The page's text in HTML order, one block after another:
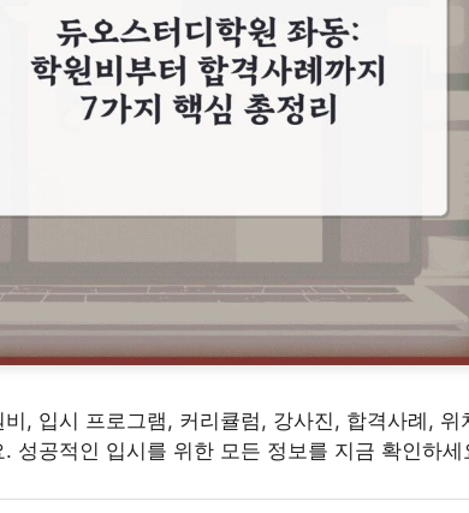
, 입시 프로그램, 커리큘럼, 강사진, 합격사례, 위
성공적인 입시를 위한 모든 정보를 지금 확인하세